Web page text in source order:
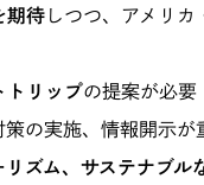
期待 しつつ、アメリ
トリップの提案が必要
の実施、情報開示が
リズム、サステナブル